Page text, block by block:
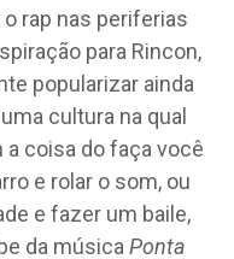
rap nas periferias
para Rincon,
popularizar ainda
cultura na qual
a coisa do faça você
e rolar o som, ou
e fazer um baile,
da música Ponta